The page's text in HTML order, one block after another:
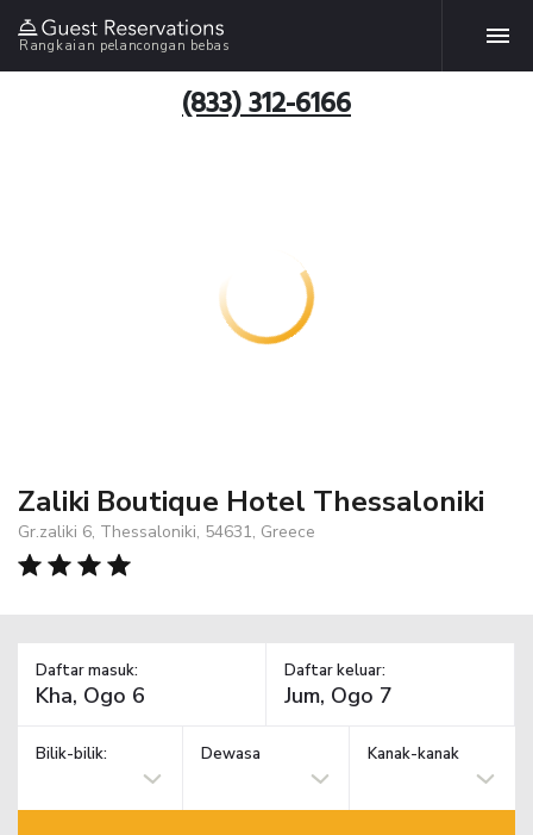
Rangkaian pelancongan bebas
(833) 312-6166
Zaliki Boutique Hotel Thessaloniki
Gr.zaliki 6, Thessaloniki, 54631, Greece
Daftar masuk: Daftar keluar:
Bilik-bilik: Dewasa Kanak-kanak